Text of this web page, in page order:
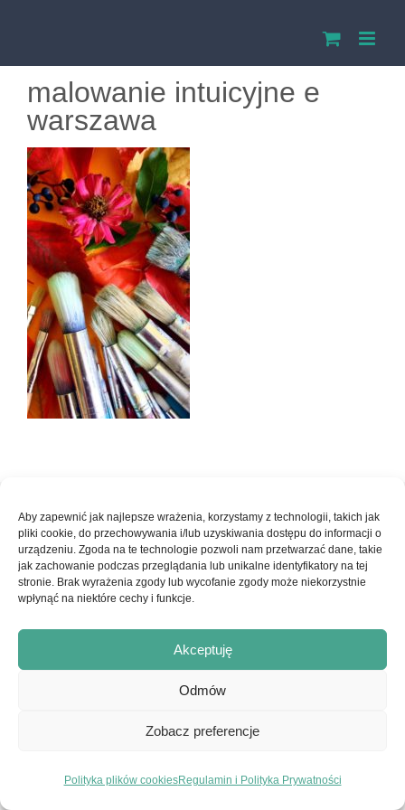
Aby zapewnić jak najlepsze wrażenia, korzystamy z technologii, takich jak
pliki cookie, do przechowywania i/lub uzyskiwania dostępu do informacji o
urządzeniu. Zgoda na te technologie pozwoli nam przetwarzać dane, takie
jak zachowanie podczas przeglądania lub unikalne identyfikatory na tej
stronie. Brak wyrażenia zgody lub wycofanie zgody może niekorzystnie
wpłynąć na niektóre cechy i funkcje.
Akceptuję
Odmów
Zobacz preferencje
Polityka plików cookiesRegulamin i Polityka Prywatności
zawartości
malowanie intuicyjne e
warszawa
© Copyright 2017-2026 - Ars Pro Anima | Strona stworzona z
pasji przezembraceyourlife.pl | Konto Klienta|
Regulamin
serwisu i Polityka Prywatności
FacebookInstagram